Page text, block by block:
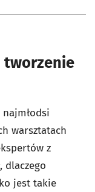
tworzenie
warsztatach
z
dlaczego
jest takie